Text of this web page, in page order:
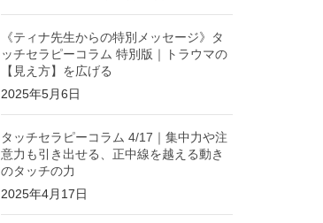
《ティナ先生からの特別メッセージ》タ
ッチセラピーコラム 特別版｜トラウマの
【見え方】を広げる
2025年5月6日
タッチセラピーコラム 4/17｜集中力や注
意力も引き出せる、正中線を越える動き
のタッチの力
2025年4月17日